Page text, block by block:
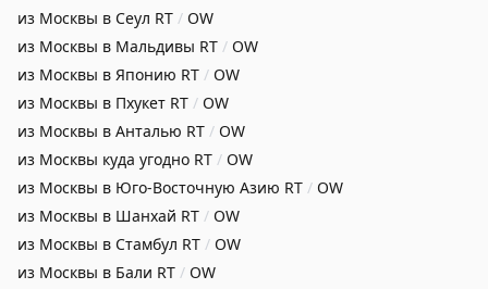
из Москвы в Сеул RT / OW
из Москвы в Мальдивы RT / OW
из Москвы в Японию RT / OW
из Москвы в Пхукет RT / OW
из Москвы в Анталью RT / OW
из Москвы куда угодно RT / OW
из Москвы в Юго-Восточную Азию RT / OW
из Москвы в Шанхай RT / OW
из Москвы в Стамбул RT / OW
из Москвы в Бали RT / OW